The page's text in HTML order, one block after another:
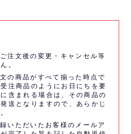
注文後の変更・キャンセル等
。
の商品がすべて揃った時点で
注商品のようにお日にちを要
含まれる場合は、その商品の
送となりますので、あらかじ
いただいたお客様のメールア